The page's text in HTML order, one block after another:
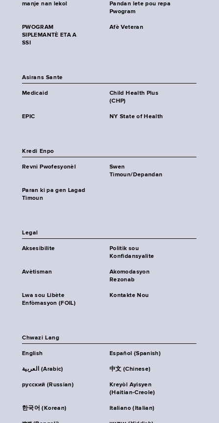
manje nan lekol
Pandan lete pou repa
Pwogram
PWOGRAM
SIPLEMANTÈ ETA A
SSI
Afè Veteran
Asirans Sante
Medicaid
Child Health Plus
(CHP)
EPIC NY State of Health
Kredi Enpo
Revni Pwofesyonèl
Swen
Timoun/Depandan
Paran ki pa gen Lagad
Timoun
Legal
Aksesibilite
Politik sou
Konfidansyalite
Avètisman
Akomodasyon
Rezonab
Lwa sou Libète
Enfòmasyon (FOIL)
Kontakte Nou
Chwazi Lang
English Español (Spanish)
العربية (Arabic) 中文 (Chinese)
русский (Russian)
Kreyòl Ayisyen
(Haitian-Creole)
한국어 (Korean) Italiano (Italian)